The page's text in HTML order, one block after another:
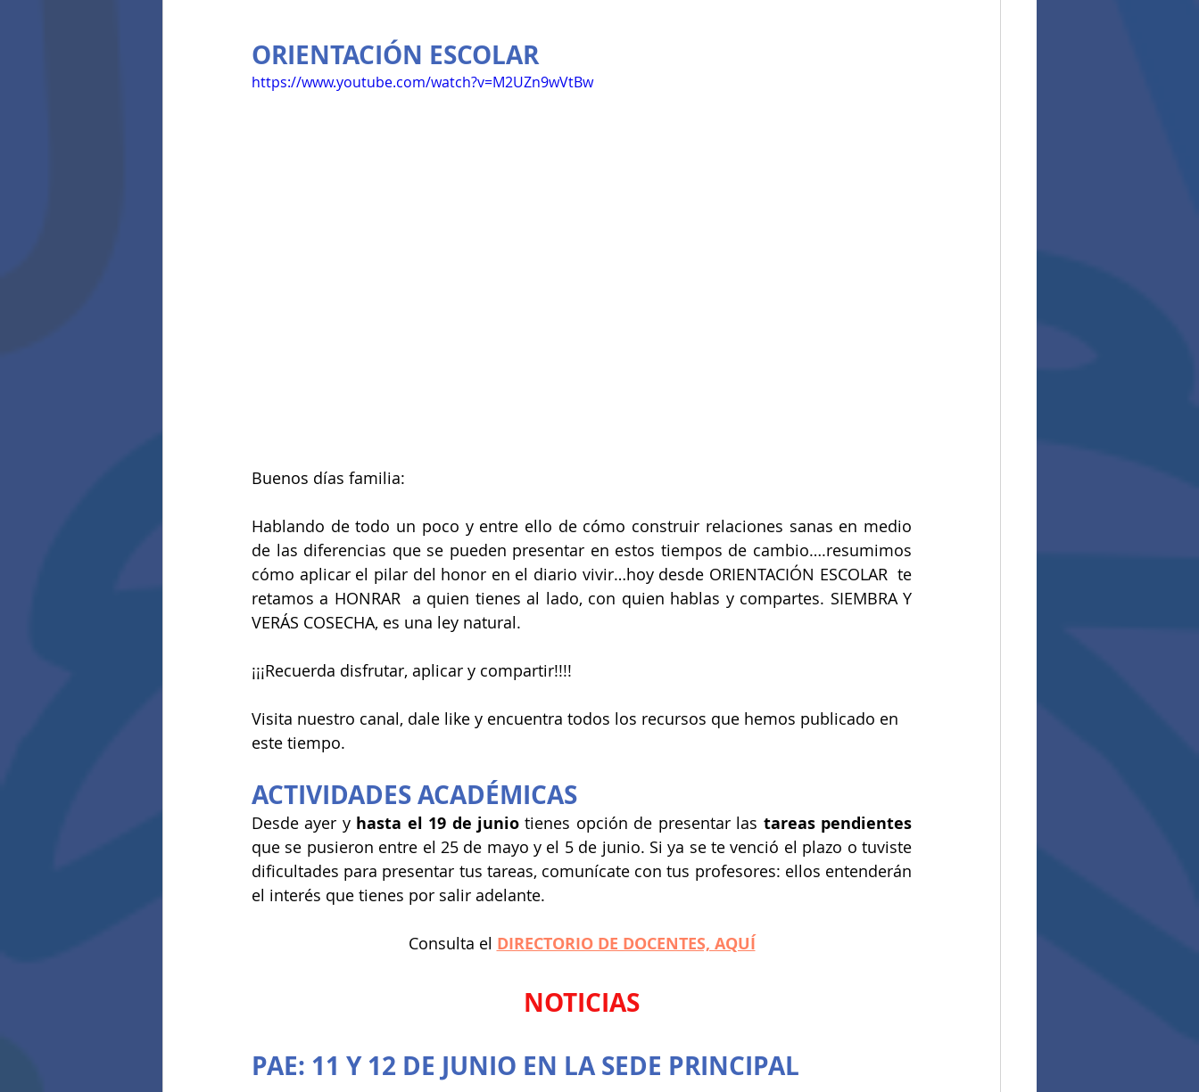
ORIENTACIÓN ESCOLAR
https://www.youtube.com/watch?v=M2UZn9wVtBw
Buenos días familia:
Hablando de todo un poco y entre ello de cómo construir relaciones sanas en medio
de las diferencias que se pueden presentar en estos tiempos de cambio….resumimos
cómo aplicar el pilar del honor en el diario vivir…hoy desde ORIENTACIÓN ESCOLAR  te
retamos a HONRAR  a quien tienes al lado, con quien hablas y compartes. SIEMBRA Y
VERÁS COSECHA, es una ley natural.
¡¡¡Recuerda disfrutar, aplicar y compartir!!!!
Visita nuestro canal, dale like y encuentra todos los recursos que hemos publicado en
este tiempo.
ACTIVIDADES ACADÉMICAS
Desde ayer y hasta el 19 de junio tienes opción de presentar las tareas pendientes
que se pusieron entre el 25 de mayo y el 5 de junio. Si ya se te venció el plazo o tuviste
dificultades para presentar tus tareas, comunícate con tus profesores: ellos entenderán
el interés que tienes por salir adelante.
Consulta el DIRECTORIO DE DOCENTES, AQUÍ
NOTICIAS
PAE: 11 Y 12 DE JUNIO EN LA SEDE PRINCIPAL